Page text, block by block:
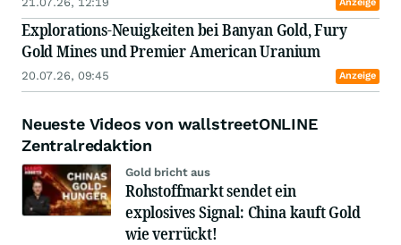
Explorations-Neuigkeiten bei Banyan Gold, Fury
Gold Mines und Premier American Uranium
20.07.26, 09:45 Anzeige
Neueste Videos von wallstreetONLINE
Zentralredaktion
Gold bricht aus
Rohstoffmarkt sendet ein
explosives Signal: China kauft Gold
wie verrückt!